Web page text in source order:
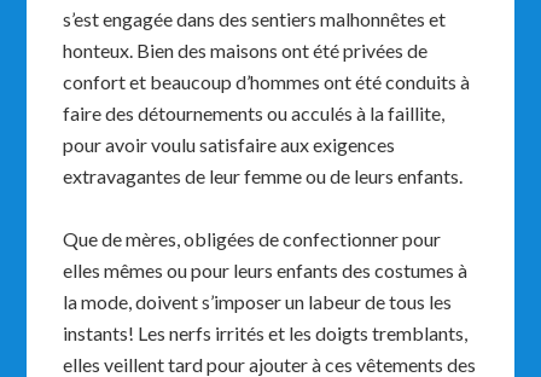
s’est engagée dans des sentiers malhonnêtes et
honteux. Bien des maisons ont été privées de
confort et beaucoup d’hommes ont été conduits à
faire des détournements ou acculés à la faillite,
pour avoir voulu satisfaire aux exigences
extravagantes de leur femme ou de leurs enfants.
Que de mères, obligées de confectionner pour
elles mêmes ou pour leurs enfants des costumes à
la mode, doivent s’imposer un labeur de tous les
instants! Les nerfs irrités et les doigts tremblants,
elles veillent tard pour ajouter à ces vêtements des